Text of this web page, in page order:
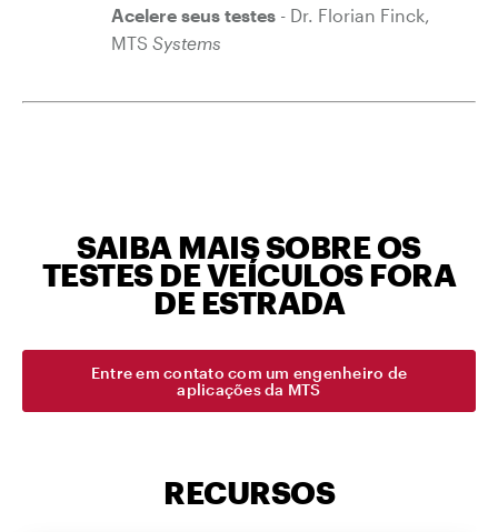
Acelere seus testes - Dr. Florian Finck,
MTS Systems
SAIBA MAIS SOBRE OS
TESTES DE VEÍCULOS FORA
DE ESTRADA
Entre em contato com um engenheiro de
aplicações da MTS
RECURSOS